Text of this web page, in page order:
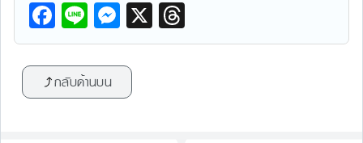
F
a
c
e
Li
n
e
M
e
s
s
X
hr
กลับด้านบน